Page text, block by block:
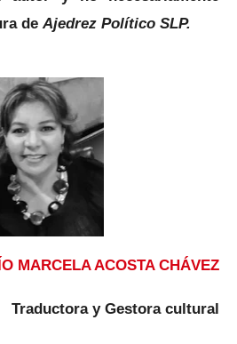
de Ajedrez Político SLP.
MARCELA ACOSTA CHÁVEZ
Traductora y Gestora cultural